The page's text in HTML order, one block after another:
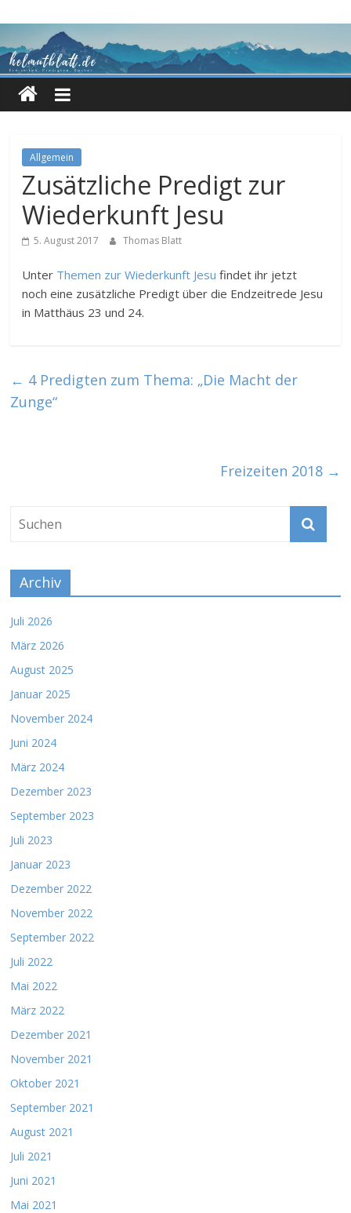
Inhalt
springen
Allgemein
Zusätzliche Predigt zur
Wiederkunft Jesu
5. August 2017 Thomas Blatt
Unter Themen zur Wiederkunft Jesu findet ihr jetzt
noch eine zusätzliche Predigt über die Endzeitrede Jesu
in Matthäus 23 und 24.
← 4 Predigten zum Thema: „Die Macht der
Zunge“
Freizeiten 2018 →
Archiv
Juli 2026
März 2026
August 2025
Januar 2025
November 2024
Juni 2024
März 2024
Dezember 2023
September 2023
Juli 2023
Januar 2023
Dezember 2022
November 2022
September 2022
Juli 2022
Mai 2022
März 2022
Dezember 2021
November 2021
Oktober 2021
September 2021
August 2021
Juli 2021
Juni 2021
Mai 2021